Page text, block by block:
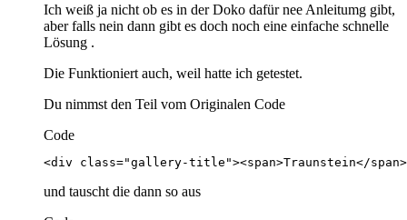
Ich weiß ja nicht ob es in der Doko dafür nee Anleitumg gibt,
aber falls nein dann gibt es doch noch eine einfache schnelle
Lösung .
Die Funktioniert auch, weil hatte ich getestet.
Du nimmst den Teil vom Originalen Code
Code
<div class="gallery-title"><span>Traunstein</
und tauscht die dann so aus